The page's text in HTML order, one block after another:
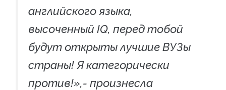
английского языка,
высоченный IQ, перед тобой
будут открыты лучшие ВУЗы
страны! Я категорически
против!»,- произнесла